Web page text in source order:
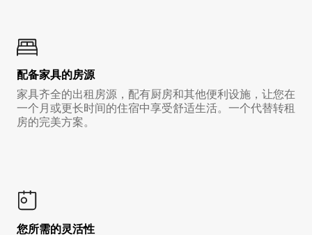
配备家具的房源
家具齐全的出租房源，配有厨房和其他便利设施，让您在
一个月或更长时间的住宿中享受舒适生活。一个代替转租
房的完美方案。
您所需的灵活性